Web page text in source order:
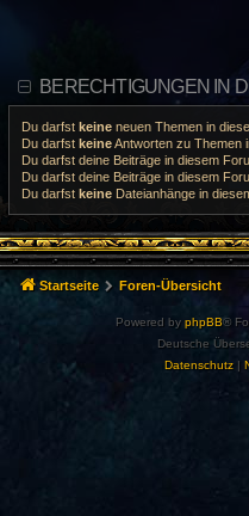
BERECHTIGUNGEN IN
Du darfst keine neuen Themen in
Du darfst keineAntworten zu Themen
Du darfst deine Beiträge in diesem
Du darfst deine Beiträge in diesem
Du darfst keine Dateianhänge in
Startseite Foren-Übersicht
Powered by phpBB®
Deutsche
Datenschutz|